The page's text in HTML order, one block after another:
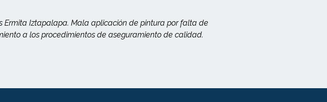
Ermita Iztapalapa. Mala aplicación de pintura por falta de
a los procedimientos de aseguramiento de calidad.